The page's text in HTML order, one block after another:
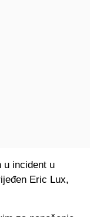
u incident u
Eric Lux,